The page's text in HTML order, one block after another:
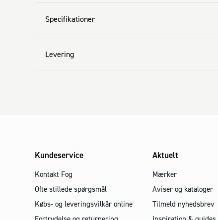
Specifikationer
Levering
Kundeservice
Kontakt Fog
Ofte stillede spørgsmål
Købs- og leveringsvilkår online
Aktuelt
Mærker
Aviser og kataloger
Tilmeld nyhedsbrev